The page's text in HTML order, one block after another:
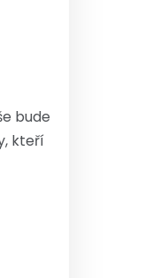
bude
kteří